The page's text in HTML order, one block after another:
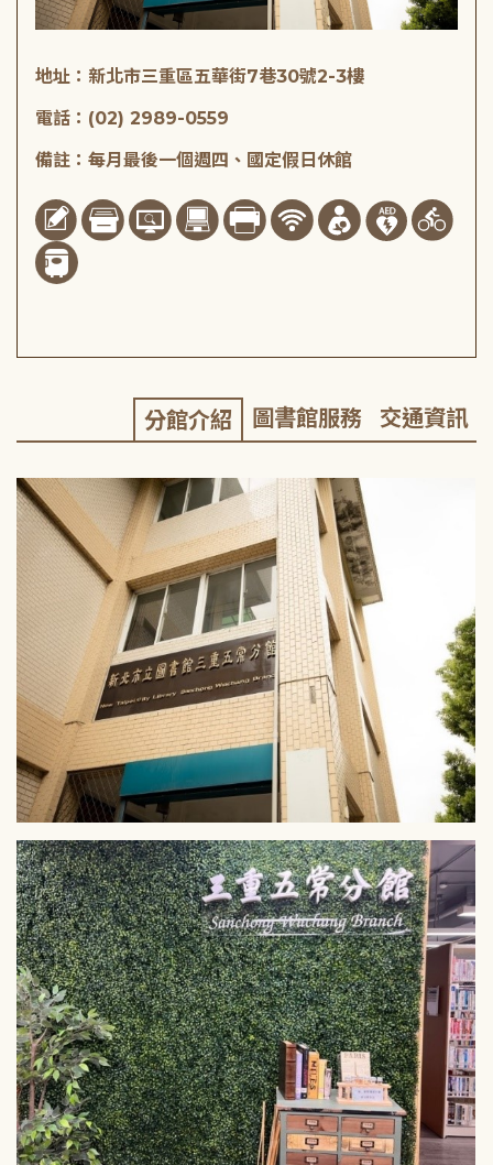
地址：新北市三重區五華街7巷30號2-3樓
電話：(02) 2989-0559
備註：每月最後一個週四、國定假日休館
分館介紹 圖書館服務 交通資訊